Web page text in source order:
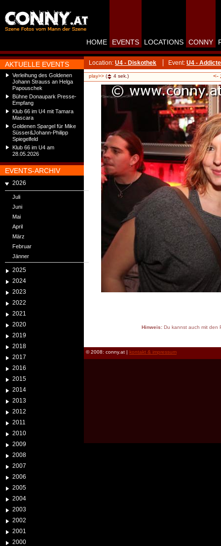
AKTUELLE EVENTS
Verleihung des Goldenen
Johann Strauss an Helga
Papouschek
Bühne Donaupark Presse-
Empfang
Klub 66 im U4 mit Tamara
Mascara
Goldenen Spargel für Mike
Süsser&Johann-Philipp
Spiegelfeld
Klub 66 im U4 am
28.05.2026
EVENTS-ARCHIV
2026
Juli
Juni
Mai
April
März
Februar
Jänner
2025
2024
2023
2022
2021
2020
2019
2018
2017
2016
2015
2014
2013
2012
2011
2010
2009
2008
2007
2006
2005
2004
2003
2002
2001
2000
HOME EVENTS LOCATIONS CONNY
Location: U4 - Diskothek Event: U4 -
play>> ( 4 sek.) <-
Hinweis:Du kannst auch mit den
© 2008: conny.at | kontakt & impressum